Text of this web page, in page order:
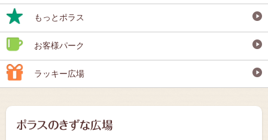
もっとポラス
お客様パーク
ラッキー広場